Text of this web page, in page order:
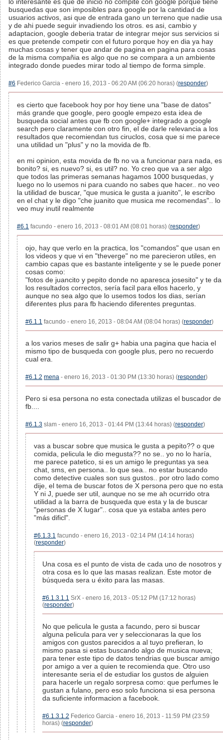
busquedas que son imposibles para google por la cantidad de
usuarios activos, asi que de entrada gano un terreno que nadie usa
y de ahi puede seguir invadiendo los otros. es asi, cambio y
adaptacion, google deberia tratar de integrar mejor sus servicios si
es que pretende competir con el futuro porque hoy en dia ya hay
muchas cosas y tener que andar de pagina en pagina para cosas
de la misma compañia es algo que no se compara a un ambiente
integrado donde puedes mirar todo al tiempo de forma simple.
#6 Federico Garcia - enero 16, 2013 - 06:20 AM (06:20 horas) (responder)
es cierto que facebook hoy por hoy tiene una "base de datos"
más grande que google, pero google empezo esta idea de
busqueda social antes que fb con google+ integrado a google
search pero claramente con otro fin, el de darle relevancia a los
resultados que recomiendan tus ciruclos, cosa que si me parece
una utilidad un "plus" y no la movida de fb.
en mi opinion, esta movida de fb no va a funcionar para nada, es
bonito? si, es nuevo? si, es util? no. Yo creo que va a ser algo
que todos las primeras semanas hagamos 1000 busquedas, y
luego no lo usemos ni para cuando no sabes que hacer.. no veo
la utilidad de buscar, "que musica le gusta a juanito", le escribo
en el chat y le digo "che juanito que musica me recomendas".. lo
veo muy inutil realmente
#6.1 facundo - enero 16, 2013 - 08:01 AM (08:01 horas) (responder)
ojo, hay que verlo en la practica, los "comandos" que usan en
los videos y que vi en "theverge" no me parecieron utiles, en
cambio capas que es bastante inteligente y se le puede poner
cosas como:
"fotos de juancito y pepito donde no aparesca josesito" y te da
los resultados correctos, sería facil para ellos hacerlo, y
aunque no sea algo que lo usemos todos los dias, serían
diferentes plus para fb haciendo diferentes preguntas.
#6.1.1 facundo - enero 16, 2013 - 08:04 AM (08:04 horas) (responder)
a los varios meses de salir g+ habia una pagina que hacia el
mismo tipo de busqueda con google plus, pero no recuerdo
cual era.
#6.1.2 mena - enero 16, 2013 - 01:30 PM (13:30 horas) (responder)
Pero si esa persona no esta conectada utilizas el buscador de
fb....
#6.1.3 slam - enero 16, 2013 - 01:44 PM (13:44 horas) (responder)
vas a buscar sobre que musica le gusta a pepito?? o que
comida, pelicula le dio megusta?? no se.. yo no lo haría,
me parece patetico, si es un amigo le preguntas ya sea
chat, sms, en persona.. lo que sea.. no estar buscando
como detective cuales son sus gustos.. por otro lado como
dije, el tema de buscar fotos de X persona pero que no esta
Y ni J, puede ser util, aunque no se me ah ocurrido otra
utilidad a la barra de busqueda que esta y la de buscar
"personas de X lugar".. cosa que ya estaba antes pero
"más dificl".
#6.1.3.1 facundo - enero 16, 2013 - 02:14 PM (14:14 horas)
(responder)
Una cosa es el punto de vista de cada uno de nosotros y
otra cosa es lo que las masas realizan. Este motor de
búsqueda sera u éxito para las masas.
#6.1.3.1.1 SrX - enero 16, 2013 - 05:12 PM (17:12 horas)
(responder)
No que pelicula le gusta a facundo, pero si buscar
alguna pelicula para ver y seleccionaras la que los
amigos con gustos parecidos a al tuyo prefieran, lo
mismo pasa si estas buscando algo de musica nueva;
para tener este tipo de datos tendrias que buscar amigo
por amigo a ver a quien te recomienda que. Otro uso
interesante seria el de estudiar los gustos de alguien
para hacerle un regalo sorpresa como: que perfumes le
gustan a fulano, pero eso solo funciona si esa persona
da suficiente informacion a facebook.
#6.1.3.1.2 Federico Garcia - enero 16, 2013 - 11:59 PM (23:59
horas) (responder)